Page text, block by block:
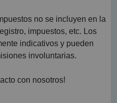
no se incluyen en la
impuestos, etc. Los
indicativos y pueden
involuntarias.
con nosotros!